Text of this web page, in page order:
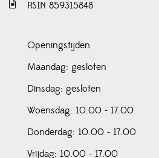
RSIN 859315848
Openingstijden
Maandag: gesloten
Dinsdag: gesloten
Woensdag: 10.00 - 17.00
Donderdag: 10.00 - 17.00
Vrijdag: 10.00 - 17.00